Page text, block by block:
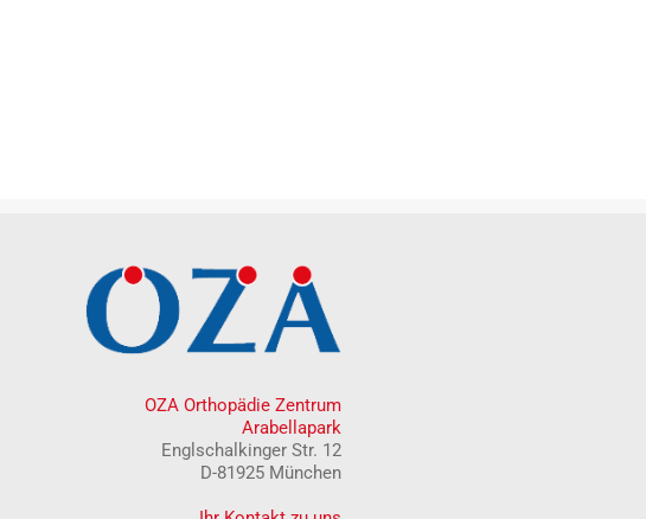
OZA Orthopädie Zentrum
Arabellapark
Englschalkinger Str. 12
D-81925 München